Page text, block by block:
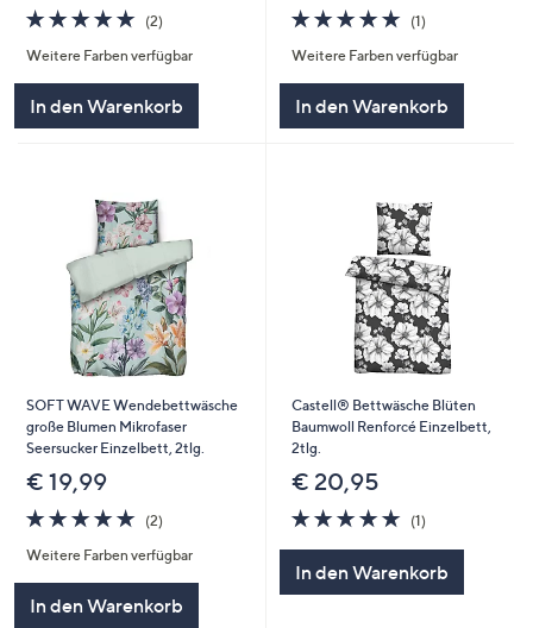
5.0
von
5
(2)
Weitere Farben verfügbar
In den Warenkorb
5.0
von
5
(1)1
Weitere Farben verfügbar
In den Warenkorb
SOFT WAVE Wendebettwäsche
große Blumen Mikrofaser
Seersucker Einzelbett, 2tlg.
€ 19,99
5.0
von
5
(2)
Weitere Farben verfügbar
In den Warenkorb
Castell® Bettwäsche Blüten
Baumwoll Renforcé Einzelbett,
2tlg.
€ 20,95
5.0
von
(1)1
In den Warenkorb